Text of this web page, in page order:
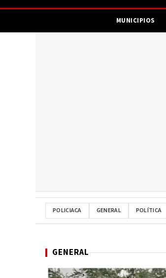
MUNICIPIOS
POLICIACA GENERAL POLÍTICA
GENERAL